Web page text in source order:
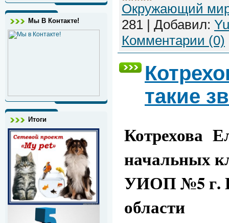
Мы В Контакте!
Итоги
Окружающий
281 | Добавил:
Комментарии (0)
такие
Котрехова
начальных
УИОП №5 г.
области